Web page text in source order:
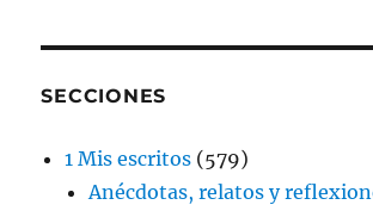
SECCIONES
1 Mis escritos (579)
Anécdotas, relatos y